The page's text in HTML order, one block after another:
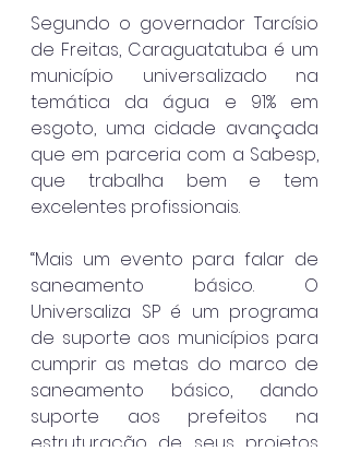
Segundo o governador Tarcísio
de Freitas, Caraguatatuba é um
município universalizado na
temática da água e 91% em
esgoto, uma cidade avançada
que em parceria com a Sabesp,
que trabalha bem e tem
excelentes profissionais.
“Mais um evento para falar de
saneamento básico. O
Universaliza SP é um programa
de suporte aos municípios para
cumprir as metas do marco de
saneamento básico, dando
suporte aos prefeitos na
estruturação de seus projetos